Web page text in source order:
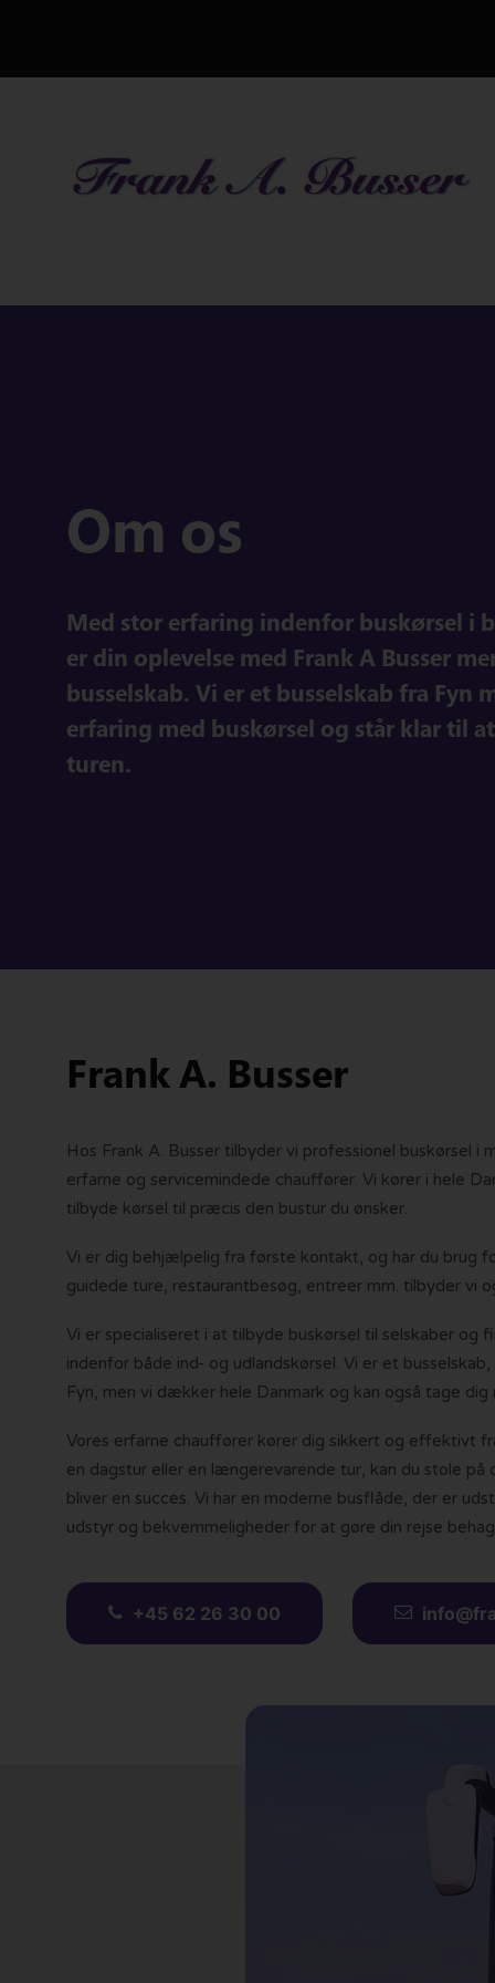
Om os
Med stor erfaring indenfor buskørsel i
er din oplevelse med Frank A Busser
busselskab. Vi er et busselskab fra Fyn
erfaring med buskørsel og står klar til
turen.
Frank A. Busser
Hos Frank A. Busser tilbyder vi professionel buskørsel i
erfarne og servicemindede chauffører. Vi kører i hele
tilbyde kørsel til præcis den bustur du ønsker.
Vi er dig behjælpelig fra første kontakt, og har du brug
guidede ture, restaurantbesøg, entreer mm. tilbyder vi
Vi er specialiseret i at tilbyde buskørsel til selskaber og
indenfor både ind- og udlandskørsel. Vi er et
Fyn, men vi dækker hele Danmark og kan også tage dig
Vores erfarne chauffører kører dig sikkert og effektivt
en dagstur eller en længerevarende tur, kan du stole på
bliver en succes. Vi har en moderne busflåde, der er
udstyr og bekvemmeligheder for at gøre din rejse
+45 62 26 30 00